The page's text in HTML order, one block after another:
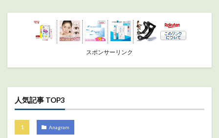
スポンサーリンク
人気記事 TOP3
Anagram